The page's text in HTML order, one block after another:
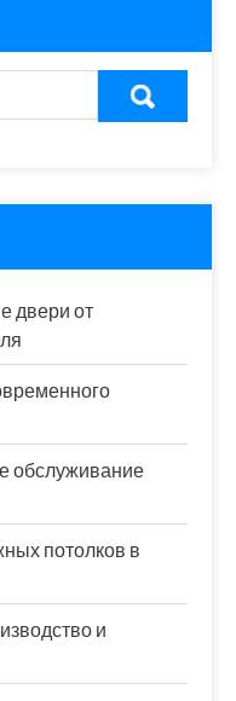
двери от
обслуживание
потолков в
и